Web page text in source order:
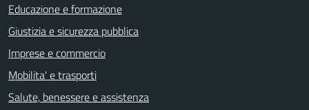
Educazione e formazione
Giustizia e sicurezza pubblica
Imprese e commercio
Mobilita' e trasporti
Salute, benessere e assistenza